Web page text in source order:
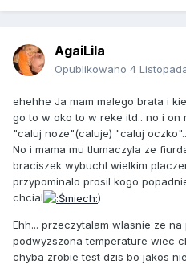
AgaiLila
Opublikowano 4
ehehhe Ja mam malego brata i
go to w oko to w reke itd.. no i
"caluj noze"(caluje) "caluj
No i mama mu tlumaczyla ze
braciszek wybuchl wielkim
przypominalo prosil kogo
chcial
)
Ehh... przeczytalam wlasnie ze
podwyzszona temperature wiec
chyba zrobie test dzis bo jakos